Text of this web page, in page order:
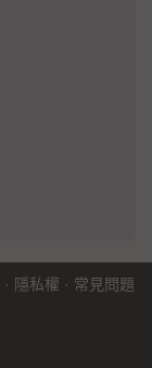
· 隱私權 · 常見問題